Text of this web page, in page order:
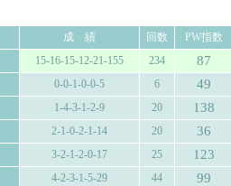
成 績 回数
PW指数
15-16-15-12-21-155 234 87
0-0-1-0-0-5 6 49
1-4-3-1-2-9 20 138
2-1-0-2-1-14 20 36
3-2-1-2-0-17 25 123
4-2-3-1-5-29 44 99